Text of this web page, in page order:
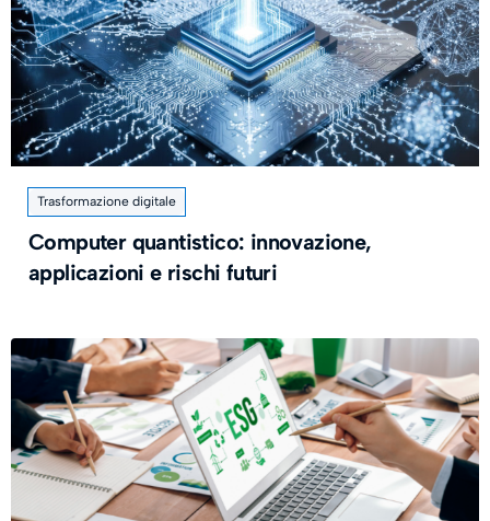
Trasformazione digitale
Computer quantistico: innovazione,
applicazioni e rischi futuri